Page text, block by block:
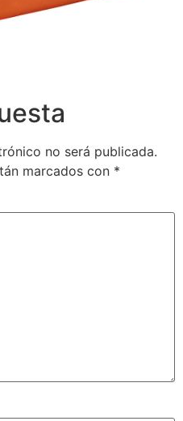
no será publicada.
marcados con *